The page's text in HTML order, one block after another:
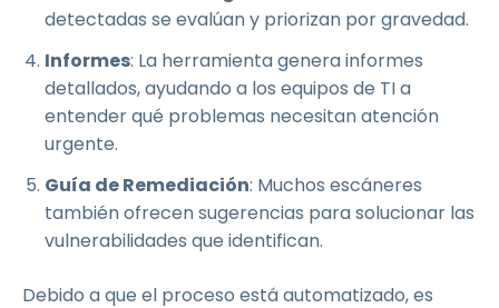
detectadas se evalúan y priorizan por gravedad.
Informes: La herramienta genera informes
detallados, ayudando a los equipos de TI a
entender qué problemas necesitan atención
urgente.
Guía de Remediación: Muchos escáneres
también ofrecen sugerencias para solucionar las
vulnerabilidades que identifican.
Debido a que el proceso está automatizado, es